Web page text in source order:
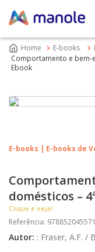
E-books
Comportamento e bem-
Ebook
E-books | E-books de
domésticos –
Clique e veja!
Referência:
Autor: : Fraser, A.F. /